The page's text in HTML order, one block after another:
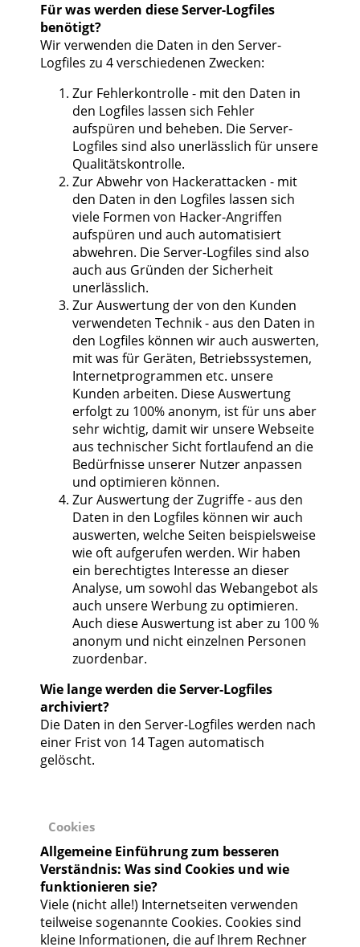
Für was werden diese Server-Logfiles
benötigt?
Wir verwenden die Daten in den Server-
Logfiles zu 4 verschiedenen Zwecken:
Zur Fehlerkontrolle - mit den Daten in
den Logfiles lassen sich Fehler
aufspüren und beheben. Die Server-
Logfiles sind also unerlässlich für unsere
Qualitätskontrolle.
Zur Abwehr von Hackerattacken - mit
den Daten in den Logfiles lassen sich
viele Formen von Hacker-Angriffen
aufspüren und auch automatisiert
abwehren. Die Server-Logfiles sind also
auch aus Gründen der Sicherheit
unerlässlich.
Zur Auswertung der von den Kunden
verwendeten Technik - aus den Daten in
den Logfiles können wir auch auswerten,
mit was für Geräten, Betriebssystemen,
Internetprogrammen etc. unsere
Kunden arbeiten. Diese Auswertung
erfolgt zu 100% anonym, ist für uns aber
sehr wichtig, damit wir unsere Webseite
aus technischer Sicht fortlaufend an die
Bedürfnisse unserer Nutzer anpassen
und optimieren können.
Zur Auswertung der Zugriffe - aus den
Daten in den Logfiles können wir auch
auswerten, welche Seiten beispielsweise
wie oft aufgerufen werden. Wir haben
ein berechtigtes Interesse an dieser
Analyse, um sowohl das Webangebot als
auch unsere Werbung zu optimieren.
Auch diese Auswertung ist aber zu 100 %
anonym und nicht einzelnen Personen
zuordenbar.
Wie lange werden die Server-Logfiles
archiviert?
Die Daten in den Server-Logfiles werden nach
einer Frist von 14 Tagen automatisch
gelöscht.
Cookies
Allgemeine Einführung zum besseren
Verständnis: Was sind Cookies und wie
funktionieren sie?
Viele (nicht alle!) Internetseiten verwenden
teilweise sogenannte Cookies. Cookies sind
kleine Informationen, die auf Ihrem Rechner